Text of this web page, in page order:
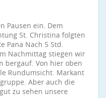
Pausen ein. Dem
St. Christina folgten
Pana Nach 5 Std.
Nachmittag stiegen wir
bergauf. Von hier oben
Rundumsicht. Markant
Aber auch die
zu sehen unsere